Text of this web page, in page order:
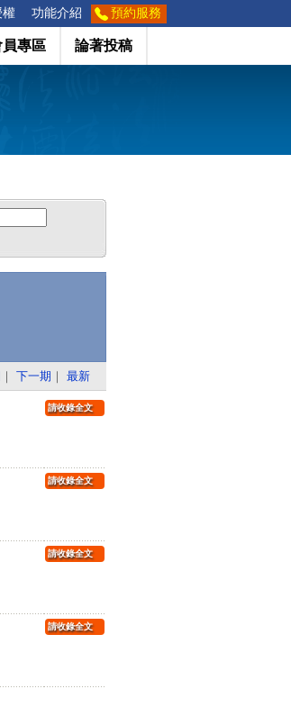
權 功能介紹 預約服務
員專區 論著投稿
｜ 下一期 ｜ 最新
請收錄全文
請收錄全文
請收錄全文
請收錄全文